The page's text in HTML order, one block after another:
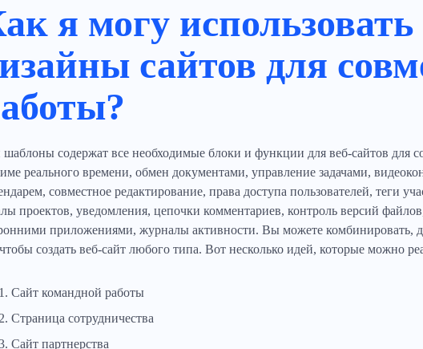
я могу использовать
сайтов для
шаблоны содержат все необходимые блоки и функции для веб-сайтов для
реального времени, обмен документами, управление задачами,
совместное редактирование, права доступа пользователей, теги
проектов, уведомления, цепочки комментариев, контроль версий
приложениями, журналы активности. Вы можете комбинировать,
создать веб-сайт любого типа. Вот несколько идей, которые можно
Сайт командной работы
Страница сотрудничества
Сайт партнерства